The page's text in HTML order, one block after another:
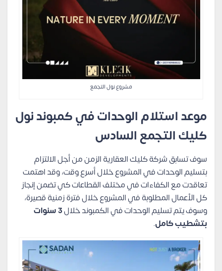
مشروع نول التجمع
موعد استلام الوحدات في كمبوند نول
كليك التجمع السادس
سوف تسابق شركة كليك العقارية الزمن من أجل الالتزام
بتسليم الوحدات في المشروع خلال أسرع وقت، وقد اهتمت
تعاقدت مع الكفاءات في مختلف القطاعات كي تضمن إنجاز
كل الأعمال المطلوبة في المشروع خلال فترة زمنية قصيرة،
وسوف يتم تسليم الوحدات في الكمبوند خلال
3 سنوات
بتشطيب كامل.